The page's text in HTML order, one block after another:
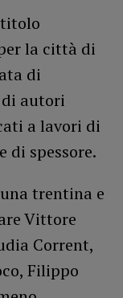
la città di
di
autori
a lavori di
di spessore.
trentina e
Vittore
Corrent,
Filippo